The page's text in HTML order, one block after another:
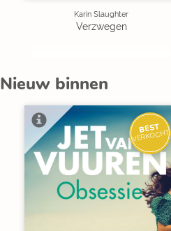
Karin Slaughter
Verzwegen
Nieuw binnen
BEST
VERKOCHT